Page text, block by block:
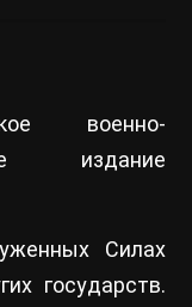
военно-
издание
Силах
государств.